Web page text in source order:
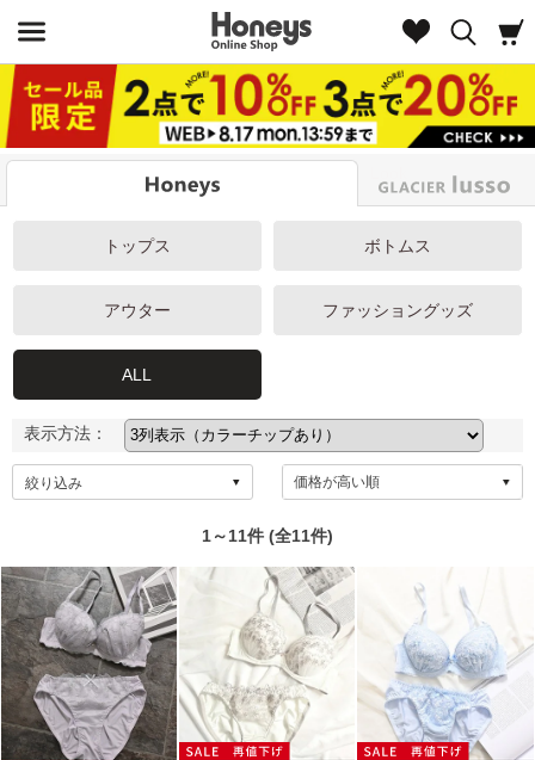
トップス ボトムス
アウター ファッショングッズ
ALL
表示方法：
絞り込み
1～11件 (全11件)